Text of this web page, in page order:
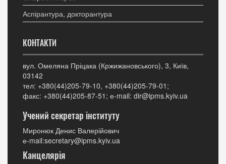
Аспірантура, докторантура
КОНТАКТИ
вул. Омеляна Пріцака (Кржижановського), 3, Київ,
03142
тел: +380(44)205-79-10, +380(44)205-79-01;
факс: +380(44)205-87-51; е-mail: dir@ipms.kyiv.ua
Учений секретар інституту
Миронюк Денис Валерійович
е-mail:secretary@ipms.kyiv.ua
Канцелярія